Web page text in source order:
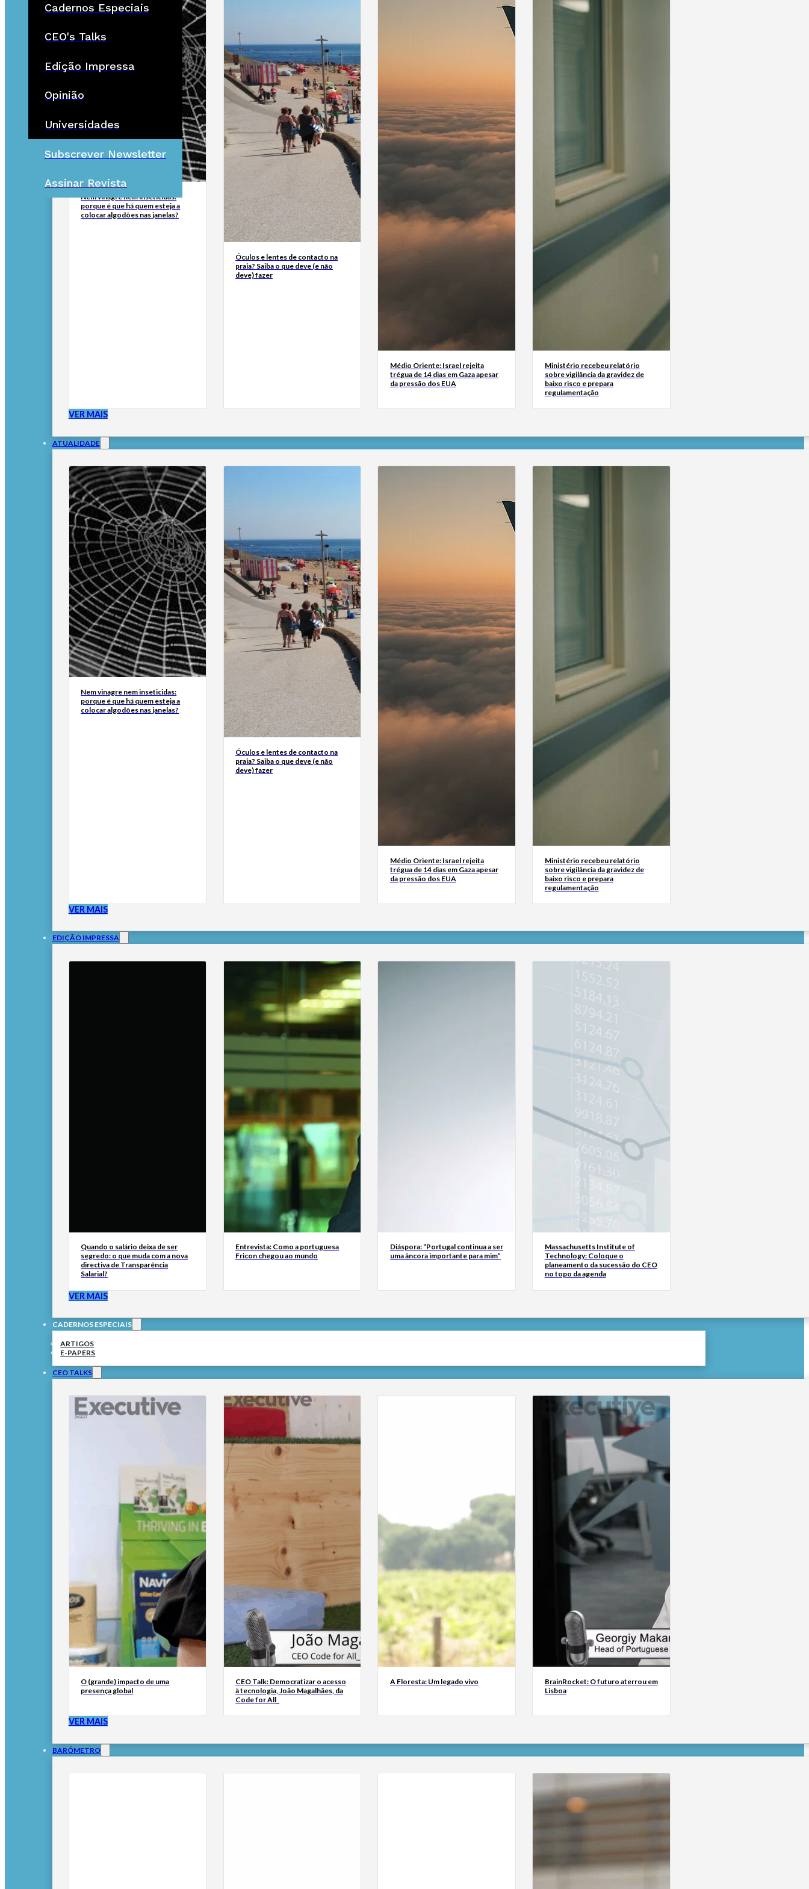
Cadernos Especiais
CEO's Talks
Edição Impressa
Opinião
Universidades
Subscrever Newsletter
Assinar Revista
Nem vinagre nem inseticidas:
porque é que há quem esteja a
colocar algodões nas janelas?
Óculos e lentes de contacto na
praia? Saiba o que deve (e não
deve) fazer
Médio Oriente: Israel rejeita
trégua de 14 dias em Gaza apesar
da pressão dos EUA
Ministério recebeu relatório
sobre vigilância da gravidez de
baixo risco e prepara
regulamentação
VER MAIS
ATUALIDADE
Nem vinagre nem inseticidas:
porque é que há quem esteja a
colocar algodões nas janelas?
Óculos e lentes de contacto na
praia? Saiba o que deve (e não
deve) fazer
Médio Oriente: Israel rejeita
trégua de 14 dias em Gaza apesar
da pressão dos EUA
Ministério recebeu relatório
sobre vigilância da gravidez de
baixo risco e prepara
regulamentação
VER MAIS
EDIÇÃO IMPRESSA
Quando o salário deixa de ser
segredo: o que muda com a nova
directiva de Transparência
Salarial?
Entrevista: Como a portuguesa
Fricon chegou ao mundo
Diáspora: “Portugal continua a ser
uma âncora importante para mim”
Massachusetts Institute of
Technology: Coloque o
planeamento da sucessão do CEO
no topo da agenda
VER MAIS
CADERNOS ESPECIAIS
ARTIGOS
E-PAPERS
CEO TALKS
O (grande) impacto de uma
presença global
CEO Talk: Democratizar o acesso
à tecnologia, João Magalhães, da
Code for All_
A Floresta: Um legado vivo
BrainRocket: O futuro aterrou em
Lisboa
VER MAIS
BARÓMETRO